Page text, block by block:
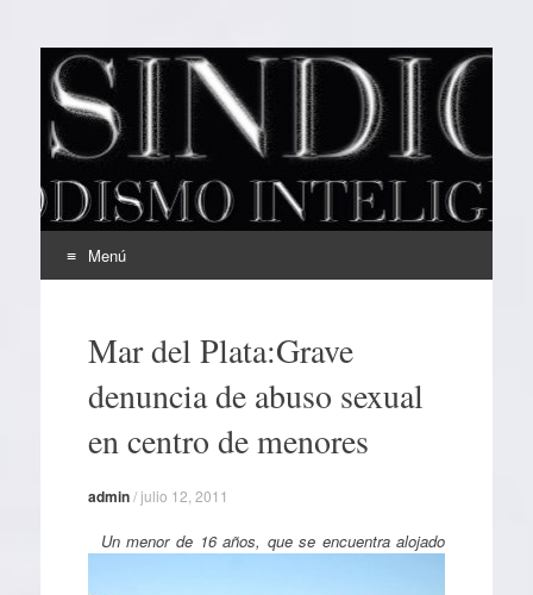
EL SINDICAL
Periodismo Inteligente
Menú
contenidoMar del Plata:Grave
denuncia de abuso sexual
en centro de menores
admin/julio 12, 2011
Un menor de 16 años, que se encuentra alojado